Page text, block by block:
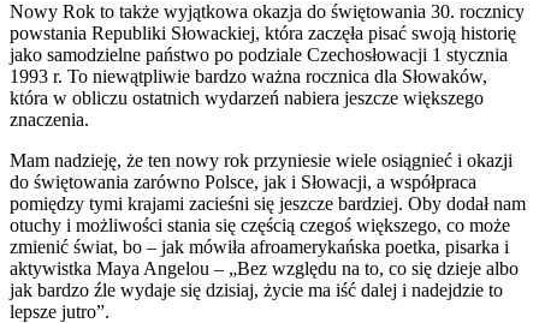
Nowy Rok to także wyjątkowa okazja do świętowania 30. rocznicy
powstania Republiki Słowackiej, która zaczęła pisać swoją historię
jako samodzielne państwo po podziale Czechosłowacji 1 stycznia
1993 r. To niewątpliwie bardzo ważna rocznica dla Słowaków,
która w obliczu ostatnich wydarzeń nabiera jeszcze większego
znaczenia.
Mam nadzieję, że ten nowy rok przyniesie wiele osiągnieć i okazji
do świętowania zarówno Polsce, jak i Słowacji, a współpraca
pomiędzy tymi krajami zacieśni się jeszcze bardziej. Oby dodał nam
otuchy i możliwości stania się częścią czegoś większego, co może
zmienić świat, bo – jak mówiła afroamerykańska poetka, pisarka i
aktywistka Maya Angelou – „Bez względu na to, co się dzieje albo
jak bardzo źle wydaje się dzisiaj, życie ma iść dalej i nadejdzie to
lepsze jutro”.